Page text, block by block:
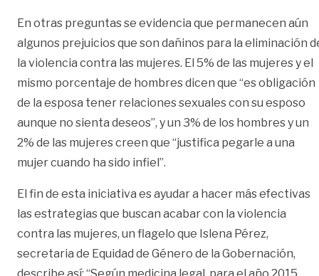
En otras preguntas se evidencia que permanecen aún
algunos prejuicios que son dañinos para la eliminación
la violencia contra las mujeres. El 5% de las mujeres y el
mismo porcentaje de hombres dicen que “es obligación
de la esposa tener relaciones sexuales con su esposo
aunque no sienta deseos”, y un 3% de los hombres y un
2% de las mujeres creen que “justifica pegarle a una
mujer cuando ha sido infiel”.
El fin de esta iniciativa es ayudar a hacer más efectivas
las estrategias que buscan acabar con la violencia
contra las mujeres, un flagelo que Islena Pérez,
secretaria de Equidad de Género de la Gobernación,